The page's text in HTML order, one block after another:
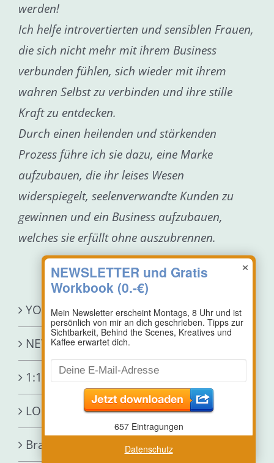
werden!
Ich helfe introvertierten und sensiblen Frauen,
die sich nicht mehr mit ihrem Business
verbunden fühlen, sich wieder mit ihrem
wahren Selbst zu verbinden und ihre stille
Kraft zu entdecken.
Durch einen heilenden und stärkenden
Prozess führe ich sie dazu, eine Marke
aufzubauen, die ihr leises Wesen
widerspiegelt, seelenverwandte Kunden zu
gewinnen und ein Business aufzubauen,
welches sie erfüllt ohne auszubrennen.
YOUTUBE-KANAL
NEWSLETTER
1:1-SOFT-POWER-BRAND
LOGO- & MARKENDESIGN
Branding & Design FEEDBACKSTUNDE
×
Datenschutz